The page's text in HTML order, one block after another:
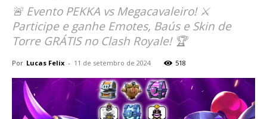
🚨 Evento PEKKA vs Megacavaleiro! ⚔️
Participe e ganhe Emotes, Baús e Skin de
Torre GRÁTIS no Clash Royale! 🏆
Por Lucas Felix - 11 de setembro de 2024 518